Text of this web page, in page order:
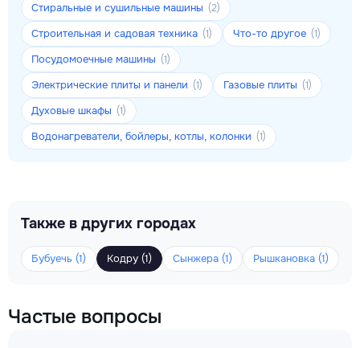
Стиральные и сушильные машины (2)
Строительная и садовая техника (1) Что-то другое (1)
Посудомоечные машины (1)
Электрические плиты и панели (1) Газовые плиты (1)
Духовые шкафы (1)
Водонагреватели, бойлеры, котлы, колонки (1)
Также в других городах
Бубуечь (1) Кодру (1) Сынжера (1) Рышкановка (1)
Частые вопросы